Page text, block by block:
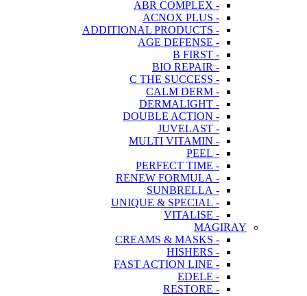
- ABR COMPLEX
- ACNOX PLUS
- ADDITIONAL PRODUCTS
- AGE DEFENSE
- B FIRST
- BIO REPAIR
- C THE SUCCESS
- CALM DERM
- DERMALIGHT
- DOUBLE ACTION
- JUVELAST
- MULTI VITAMIN
- PEEL
- PERFECT TIME
- RENEW FORMULA
- SUNBRELLA
- UNIQUE & SPECIAL
- VITALISE
MAGIRAY
- CREAMS & MASKS
- HISHERS
- FAST ACTION LINE
- EDELE
- RESTORE